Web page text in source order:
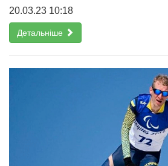
20.03.23 10:18
Детальніше